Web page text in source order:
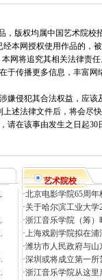
，版权均属中国艺术院校
本网授权使用作品的，
网将追究其相关法律责
于传播更多信息，丰富
嫌侵犯其合法权益，应
述法律文件后，将会尽
请在该事由发生之日起30
艺术院校
·北京电影学院65周
·关于哈尔滨工业大学
·浙江音乐学院（筹）
·上海戏剧学院拟在浦
·潍坊市人民政府与
·深圳或将成立第一所
·浙江音乐学院从这